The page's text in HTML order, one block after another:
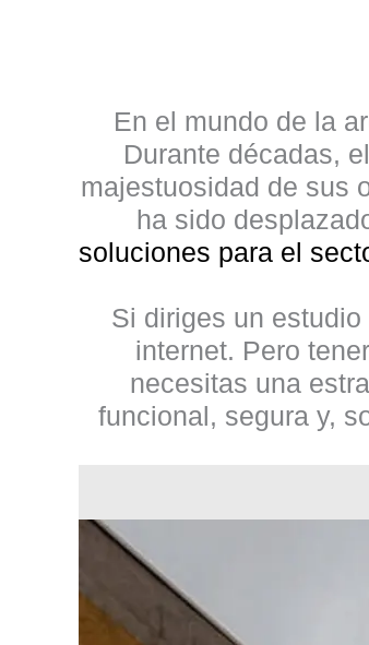
En el mundo de la
Durante décadas,
majestuosidad de sus
ha sido
soluciones para el
Si diriges un
internet. Pero
necesitas una
funcional, segura y,